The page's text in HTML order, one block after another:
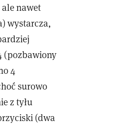
nawet
wystarcza,
(pozbawiony
4
surowo
z tyłu
(dwa